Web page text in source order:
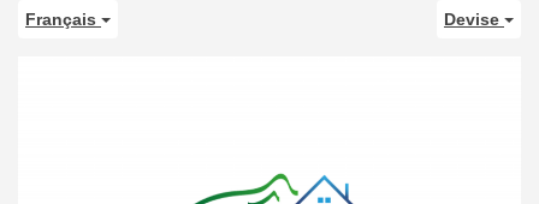
Français Devise